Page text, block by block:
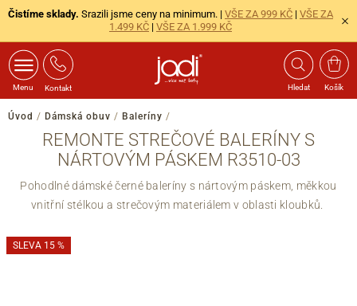
Čistíme sklady. Srazili jsme ceny na minimum. | VŠE ZA 999 KČ | VŠE ZA
1.499 KČ | VŠE ZA 1.999 KČ
Menu Kontakt Hledat Košík
Úvod / Dámská obuv / Baleríny /
REMONTE STREČOVÉ BALERÍNY S
NÁRTOVÝM PÁSKEM R3510-03
Pohodlné dámské černé baleríny s nártovým páskem, měkkou
vnitřní stélkou a strečovým materiálem v oblasti kloubků.
SLEVA 15 %